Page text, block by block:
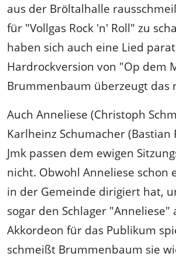
aus der Bröltalhalle
für "Vollgas Rock 'n' Roll" zu
haben sich auch eine Lied
Hardrockversion von "Op dem
Brummenbaum überzeugt das
Auch Anneliese (Christoph
Karlheinz Schumacher (Bastian
Jmk passen dem ewigen
nicht. Obwohl Anneliese schon
in der Gemeinde dirigiert hat,
sogar den Schlager "Anneliese"
Akkordeon für das Publikum
schmeißt Brummenbaum sie